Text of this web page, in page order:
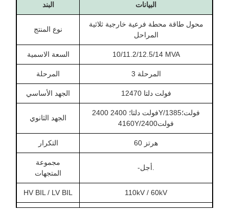
البند البيانات
نوع المنتج
محول طاقة محطة فرعية خارجية ثلاثية
المراحل
السعة الاسمية 10/11.2/12.5/14 MVA
المرحلة المرحلة 3
الجهد الأساسي 12470 فولت دلتا
الجهد الثانوي
2400 فولت دلتا؛ 2400Y/1385فولت؛
4160Y/2400فولت
التكرار 60 هرتز
مجموعة
المتجهات
-أجل.
HV BIL / LV BIL 110kV / 60kV